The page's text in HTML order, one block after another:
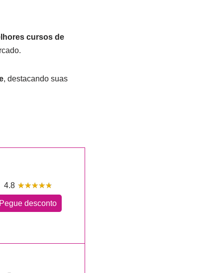
cursos de
, destacando suas
4.8 ☆☆☆☆☆
★★★★★
Pegue desconto